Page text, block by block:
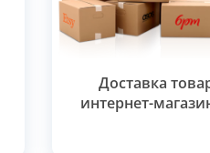
Доставка
интернет-